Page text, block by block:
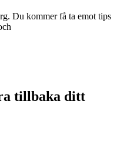
Du kommer få ta emot tips
tillbaka ditt